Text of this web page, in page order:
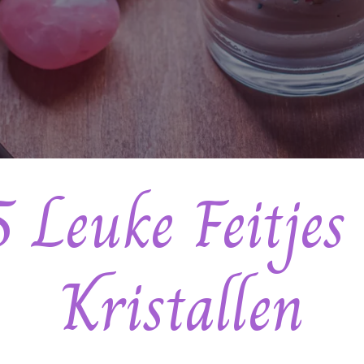
Kristallen